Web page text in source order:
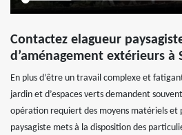
Contactez elagueur
d’aménagement extérieurs à
En plus d’être un travail complexe et
jardin et d’espaces verts demandent
opération requiert des moyens matériels et
paysagiste mets à la disposition des